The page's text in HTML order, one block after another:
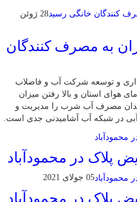
28 ژوئن
به مصرف كنندگان
و توسعه شرکت آب و فاضلاب
هوای استان و بالا رفتن میزان
مصرف آب شرب را مدیریت و
در شبکه آب آشامیدنی جدی است.
پلاک در محمودآباد
05 جولای 2021
پلاک در محمودآباد